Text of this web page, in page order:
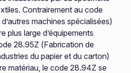
Contrairement au code
machines spécialisées)
plus large d’équipements
28.95Z (Fabrication de
du papier et du carton)
matériau, le code 28.94Z se